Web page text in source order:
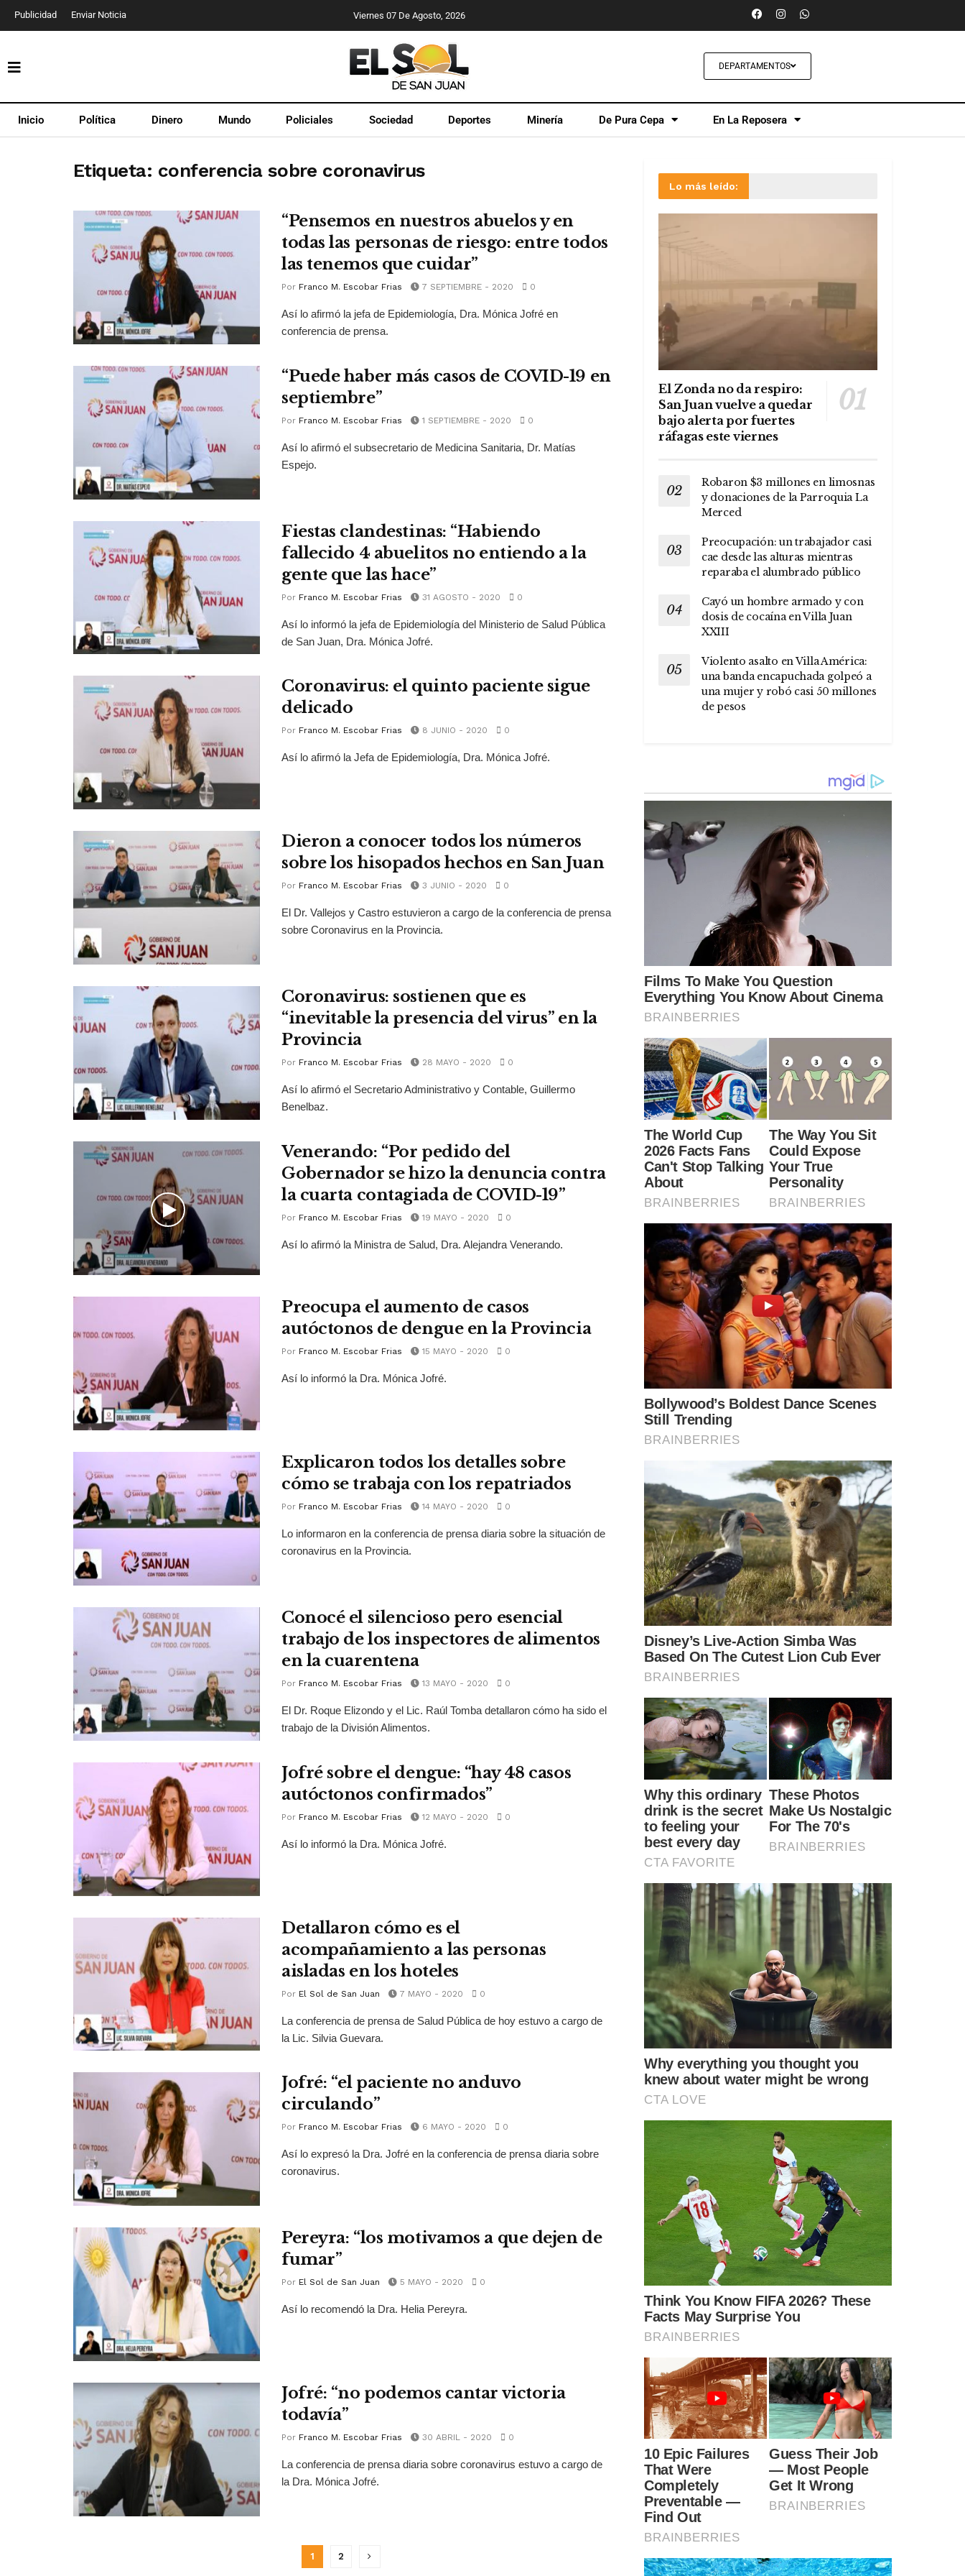
Publicidad Enviar Noticia Viernes 07 De Agosto, 2026
DEPARTAMENTOS
Inicio Política Dinero Mundo Policiales Sociedad Deportes Minería De Pura Cepa En La Reposera
Etiqueta: conferencia sobre coronavirus
“Pensemos en nuestros abuelos y en
todas las personas de riesgo: entre todos
las tenemos que cuidar”
Por Franco M. Escobar Frias 7 SEPTIEMBRE - 2020 0
Así lo afirmó la jefa de Epidemiología, Dra. Mónica Jofré en
conferencia de prensa.
“Puede haber más casos de COVID-19 en
septiembre”
Por Franco M. Escobar Frias 1 SEPTIEMBRE - 2020 0
Así lo afirmó el subsecretario de Medicina Sanitaria, Dr. Matías
Espejo.
Fiestas clandestinas: “Habiendo
fallecido 4 abuelitos no entiendo a la
gente que las hace”
Por Franco M. Escobar Frias 31 AGOSTO - 2020 0
Así lo informó la jefa de Epidemiología del Ministerio de Salud Pública
de San Juan, Dra. Mónica Jofré.
Coronavirus: el quinto paciente sigue
delicado
Por Franco M. Escobar Frias 8 JUNIO - 2020 0
Así lo afirmó la Jefa de Epidemiología, Dra. Mónica Jofré.
Dieron a conocer todos los números
sobre los hisopados hechos en San Juan
Por Franco M. Escobar Frias 3 JUNIO - 2020 0
El Dr. Vallejos y Castro estuvieron a cargo de la conferencia de prensa
sobre Coronavirus en la Provincia.
Coronavirus: sostienen que es
“inevitable la presencia del virus” en la
Provincia
Por Franco M. Escobar Frias 28 MAYO - 2020 0
Así lo afirmó el Secretario Administrativo y Contable, Guillermo
Benelbaz.
Venerando: “Por pedido del
Gobernador se hizo la denuncia contra
la cuarta contagiada de COVID-19”
Por Franco M. Escobar Frias 19 MAYO - 2020 0
Así lo afirmó la Ministra de Salud, Dra. Alejandra Venerando.
Preocupa el aumento de casos
autóctonos de dengue en la Provincia
Por Franco M. Escobar Frias 15 MAYO - 2020 0
Así lo informó la Dra. Mónica Jofré.
Explicaron todos los detalles sobre
cómo se trabaja con los repatriados
Por Franco M. Escobar Frias 14 MAYO - 2020 0
Lo informaron en la conferencia de prensa diaria sobre la situación de
coronavirus en la Provincia.
Conocé el silencioso pero esencial
trabajo de los inspectores de alimentos
en la cuarentena
Por Franco M. Escobar Frias 13 MAYO - 2020 0
El Dr. Roque Elizondo y el Lic. Raúl Tomba detallaron cómo ha sido el
trabajo de la División Alimentos.
Jofré sobre el dengue: “hay 48 casos
autóctonos confirmados”
Por Franco M. Escobar Frias 12 MAYO - 2020 0
Así lo informó la Dra. Mónica Jofré.
Detallaron cómo es el
acompañamiento a las personas
aisladas en los hoteles
Por El Sol de San Juan 7 MAYO - 2020 0
La conferencia de prensa de Salud Pública de hoy estuvo a cargo de
la Lic. Silvia Guevara.
Jofré: “el paciente no anduvo
circulando”
Por Franco M. Escobar Frias 6 MAYO - 2020 0
Así lo expresó la Dra. Jofré en la conferencia de prensa diaria sobre
coronavirus.
Pereyra: “los motivamos a que dejen de
fumar”
Por El Sol de San Juan 5 MAYO - 2020 0
Así lo recomendó la Dra. Helia Pereyra.
Jofré: “no podemos cantar victoria
todavía”
Por Franco M. Escobar Frias 30 ABRIL - 2020 0
La conferencia de prensa diaria sobre coronavirus estuvo a cargo de
la Dra. Mónica Jofré.
1 2
Lo más leído:
El Zonda no da respiro:
San Juan vuelve a quedar
bajo alerta por fuertes
ráfagas este viernes
Robaron $3 millones en limosnas
y donaciones de la Parroquia La
Merced
Preocupación: un trabajador casi
cae desde las alturas mientras
reparaba el alumbrado público
Cayó un hombre armado y con
dosis de cocaína en Villa Juan
XXIII
Violento asalto en Villa América:
una banda encapuchada golpeó a
una mujer y robó casi 50 millones
de pesos